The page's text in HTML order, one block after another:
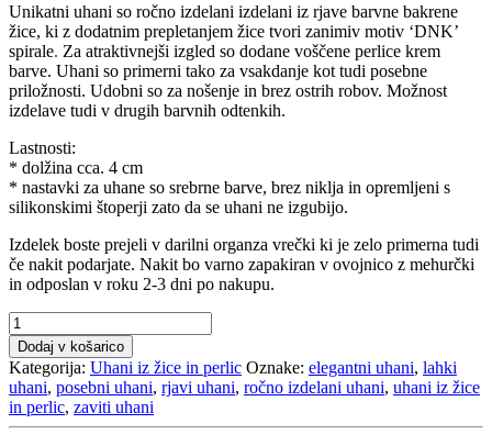
Unikatni uhani so ročno izdelani izdelani iz rjave barvne bakrene
žice, ki z dodatnim prepletanjem žice tvori zanimiv motiv ‘DNK’
spirale. Za atraktivnejši izgled so dodane voščene perlice krem
barve. Uhani so primerni tako za vsakdanje kot tudi posebne
priložnosti. Udobni so za nošenje in brez ostrih robov. Možnost
izdelave tudi v drugih barvnih odtenkih.
Lastnosti:
* dolžina cca. 4 cm
* nastavki za uhane so srebrne barve, brez niklja in opremljeni s
silikonskimi štoperji zato da se uhani ne izgubijo.
Izdelek boste prejeli v darilni organza vrečki ki je zelo primerna tudi
če nakit podarjate. Nakit bo varno zapakiran v ovojnico z mehurčki
in odposlan v roku 2-3 dni po nakupu.
zaviti
rjavi
uhani
'DNK'
iz
žice
Dodaj v košarico
Kategorija: Uhani iz žice in perlic Oznake: elegantni uhani, lahki
uhani, posebni uhani, rjavi uhani, ročno izdelani uhani, uhani iz žice
in perlic, zaviti uhani